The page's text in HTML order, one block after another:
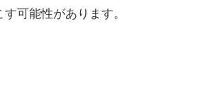
可能性があります。